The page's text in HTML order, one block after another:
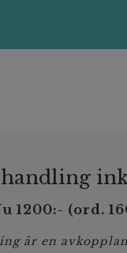
1200:- (ord.
är en